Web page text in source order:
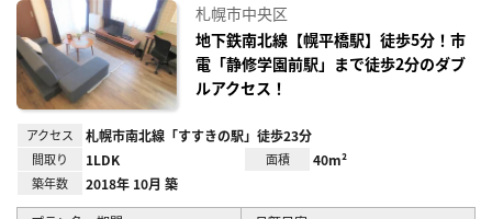
録
札幌市中央区
地下鉄南北線【幌平橋駅】徒歩5分！市
電「静修学園前駅」まで徒歩2分のダブ
ルアクセス！
アクセス 札幌市南北線「すすきの駅」徒歩23分
間取り 1LDK 面積 40m²
築年数 2018年 10月 築